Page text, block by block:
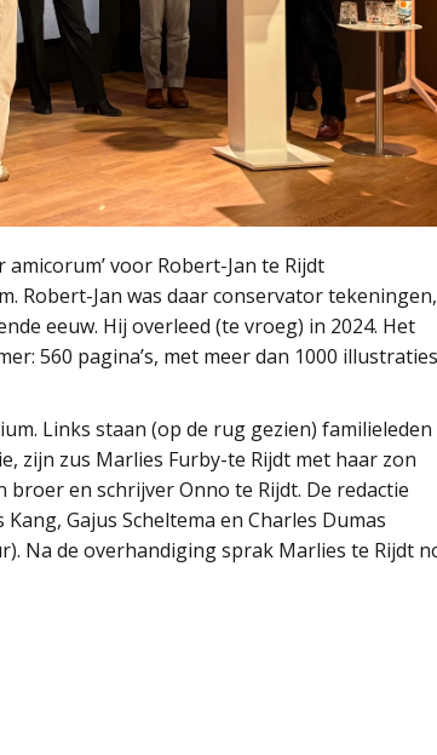
voor Robert-Jan te Rijdt
Robert-Jan was daar conservator tekeningen,
eeuw. Hij overleed (te vroeg) in 2024. Het
560 pagina’s, met meer dan 1000
Links staan (op de rug gezien) familieleden
zijn zus Marlies Furby-te Rijdt met haar zon
broer en schrijver Onno te Rijdt. De redactie
Gajus Scheltema en Charles Dumas
Na de overhandiging sprak Marlies te Rijdt